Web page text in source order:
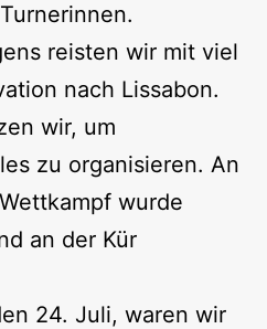
reisten wir mit viel
nach Lissabon.
wir, um
zu organisieren. An
wurde
an der Kür
24. Juli, waren wir